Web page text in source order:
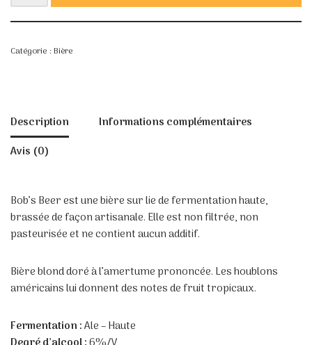
Catégorie : Bière
Description
Informations complémentaires
Avis (0)
Bob’s Beer est une bière sur lie de fermentation haute,
brassée de façon artisanale. Elle est non filtrée, non
pasteurisée et ne contient aucun additif.
Bière blond doré à l’amertume prononcée. Les houblons
américains lui donnent des notes de fruit tropicaux.
Fermentation :Ale – Haute